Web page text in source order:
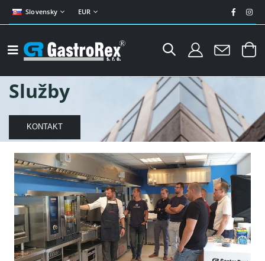
Slovensky EUR
Služby
KONTAKT